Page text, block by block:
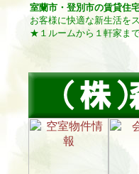
室蘭市・登別市の賃貸住
お客様に快適な新生活を
★１ルームから１軒家ま